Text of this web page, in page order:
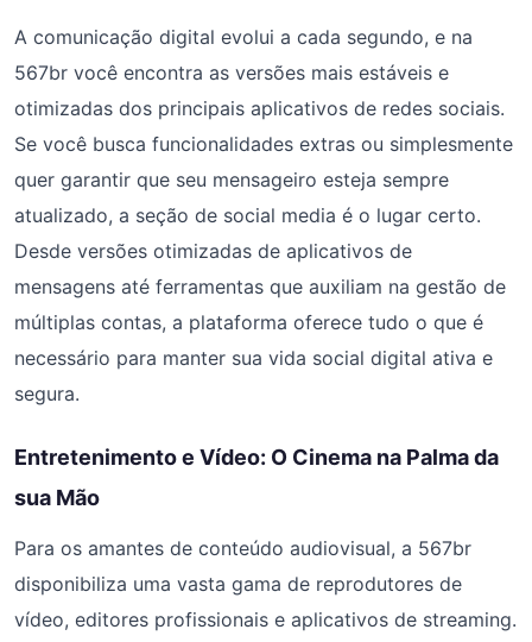
A comunicação digital evolui a cada segundo, e na
567br você encontra as versões mais estáveis e
otimizadas dos principais aplicativos de redes sociais.
Se você busca funcionalidades extras ou simplesmente
quer garantir que seu mensageiro esteja sempre
atualizado, a seção de social media é o lugar certo.
Desde versões otimizadas de aplicativos de
mensagens até ferramentas que auxiliam na gestão de
múltiplas contas, a plataforma oferece tudo o que é
necessário para manter sua vida social digital ativa e
segura.
Entretenimento e Vídeo: O Cinema na Palma da
sua Mão
Para os amantes de conteúdo audiovisual, a 567br
disponibiliza uma vasta gama de reprodutores de
vídeo, editores profissionais e aplicativos de streaming.